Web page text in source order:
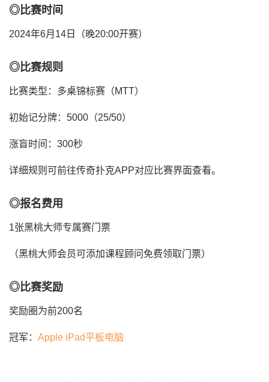
◎比赛时间
2024年6月14日（晚20:00开赛）
◎比赛规则
比赛类型：多桌锦标赛（MTT）
初始记分牌：5000（25/50）
涨盲时间：300秒
详细规则可前往传奇扑克APP对应比赛界面查看。
◎报名费用
1张黑桃大师专属赛门票
（黑桃大师会员可添加课程顾问免费领取门票）
◎比赛奖励
奖励圈为前200名
冠军： Apple iPad平板电脑